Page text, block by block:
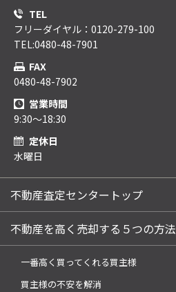
TEL
フリーダイヤル：0120-279-100
TEL:0480-48-7901
FAX
0480-48-7902
営業時間
9:30～18:30
定休日
水曜日
不動産査定センタートップ
不動産を高く売却する５つの方法
一番高く買ってくれる買主様
買主様の不安を解消